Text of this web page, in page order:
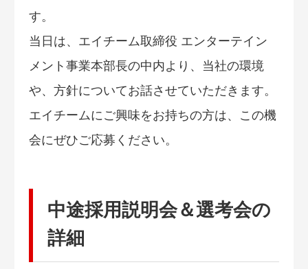
す。
当日は、エイチーム取締役 エンターテイン
メント事業本部長の中内より、当社の環境
や、方針についてお話させていただきます。
エイチームにご興味をお持ちの方は、この機
会にぜひご応募ください。
中途採用説明会＆選考会の
詳細